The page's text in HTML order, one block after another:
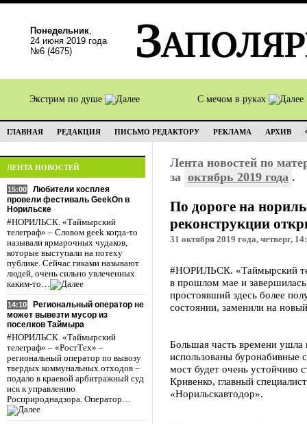
Понедельник,
24 июня 2019 года
№6 (4675)
Экстрим по душе С мечом в руках
ГЛАВНАЯ РЕДАКЦИЯ ПИСЬМО РЕДАКТОРУ РЕКЛАМА АРХИВ
ЛЕНТА НОВОСТЕЙ
15:00
Любители косплея
провели фестиваль GeekOn в
Норильске
#НОРИЛЬСК. «Таймырский
телеграф» – Словом geek когда-то
называли ярмарочных чудаков,
которые выступали на потеху
публике. Сейчас гиками называют
людей, очень сильно увлеченных
каким-то…
14:10
Региональный оператор не
может вывезти мусор из
поселков Таймыра
#НОРИЛЬСК. «Таймырский
телеграф» – «РостТех» –
региональный оператор по вывозу
твердых коммунальных отходов –
подало в краевой арбитражный суд
иск к управлению
Росприроднадзора. Оператор…
Лента новостей по
за октябрь 2019 года .
По дороге на
реконструкции
31 октября 2019 года, четверг,
#НОРИЛЬСК. «Таймырский
в прошлом мае и
простоявший здесь более
состоянии, заменили на
Большая часть времени ушла
использованы буронабивные
мост будет очень устойчиво
Кривенко, главный
«Норильскавтодор».